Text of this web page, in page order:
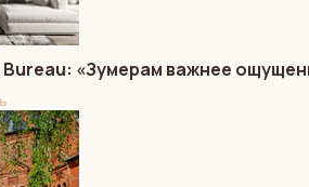
Bureau: «Зумерам важнее